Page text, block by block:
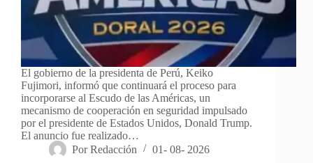
El gobierno de la presidenta de Perú, Keiko
Fujimori, informó que continuará el proceso para
incorporarse al Escudo de las Américas, un
mecanismo de cooperación en seguridad impulsado
por el presidente de Estados Unidos, Donald Trump.
El anuncio fue realizado…
Por Redacción 01- 08- 2026